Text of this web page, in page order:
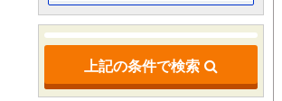
上記の条件で検索